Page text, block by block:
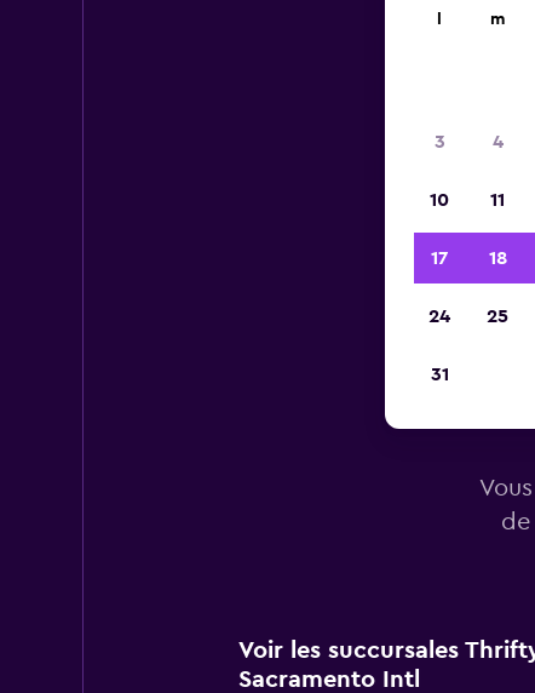
de
Voir les succursales
Sacramento Intl
m
3 4
10 11
17 18
24 25
31